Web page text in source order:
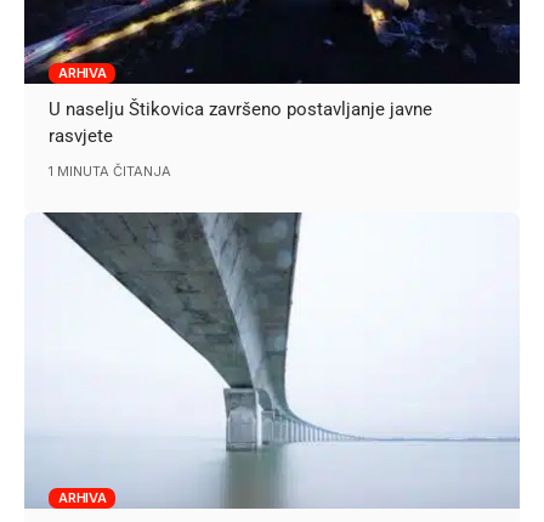
ARHIVA
U naselju Štikovica završeno postavljanje javne
rasvjete
1 MINUTA ČITANJA
ARHIVA